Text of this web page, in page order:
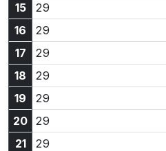
15
29
16
29
17
29
18
29
19
29
20 29
21
29